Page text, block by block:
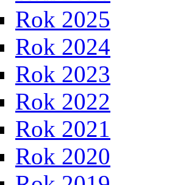
Rok 2025
Rok 2024
Rok 2023
Rok 2022
Rok 2021
Rok 2020